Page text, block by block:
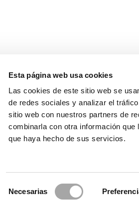
Esta página web usa cookies
Las cookies de este sitio web se
de redes sociales y analizar el
sitio web con nuestros partners de
combinarla con otra información
que haya hecho de sus servicios.
Necesarias